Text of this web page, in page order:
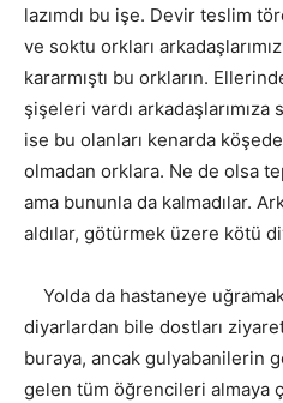
lazımdı bu işe. Devir teslim
ve soktu orkları
kararmıştı bu orkların.
şişeleri vardı
ise bu olanları kenarda
olmadan orklara. Ne de olsa
ama bununla da kalmadılar.
aldılar, götürmek üzere kötü
Yolda da hastaneye
diyarlardan bile dostları
buraya, ancak gulyabanilerin
gelen tüm öğrencileri almaya